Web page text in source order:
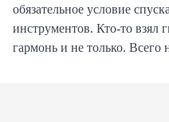
обязательное условие
инструментов. Кто-то взял
гармонь и не только. Всего